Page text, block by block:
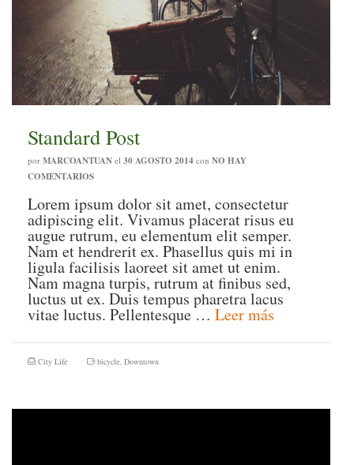
Standard Post
por MARCOANTUAN el 30 AGOSTO 2014 con NO HAY
COMENTARIOS
Lorem ipsum dolor sit amet, consectetur
adipiscing elit. Vivamus placerat risus eu
augue rutrum, eu elementum elit semper.
Nam et hendrerit ex. Phasellus quis mi in
ligula facilisis laoreet sit amet ut enim.
Nam magna turpis, rutrum at finibus sed,
luctus ut ex. Duis tempus pharetra lacus
vitae luctus. Pellentesque … Leer más
City Life bicycle Downtown